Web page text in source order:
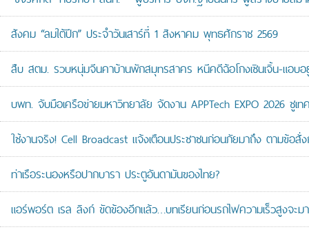
สังคม “ลมใต้ปีก” ประจำวันเสาร์ที่ 1 สิงหาคม พุทธศักราช 2569
สืบ สตม. รวบหนุ่มจีนคาบ้านพักสมุทรสาคร หนีคดีฉ้อโกงเซินเจิ้น-แอบอ
บพท. จับมือเครือข่ายมหาวิทยาลัย จัดงาน APPTech EXPO 2026 ชูเ
ใช้งานจริง! Cell Broadcast แจ้งเตือนประชาชนก่อนภัยมาถึง ตามข้อสั่
ท่าเรือระนองหรือปากบารา ประตูอันดามันของไทย?
แอร์พอร์ต เรล ลิงก์ ขัดข้องอีกแล้ว…บทเรียนก่อนรถไฟความเร็วสูงจะม